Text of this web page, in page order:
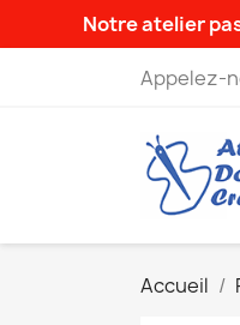
Notre atelier
Appelez-
Accueil